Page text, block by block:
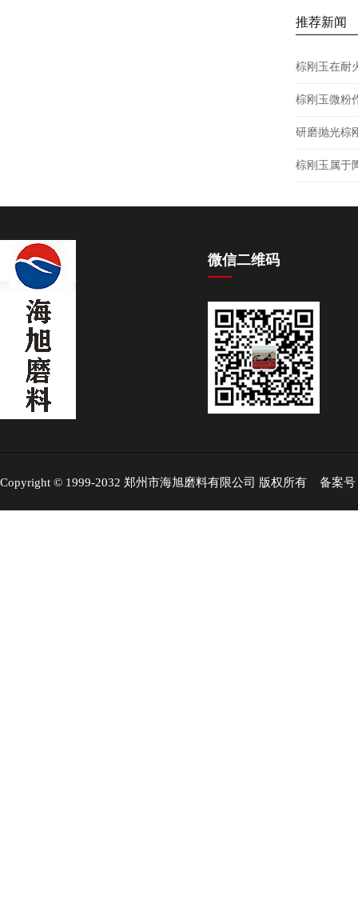
推荐新闻
棕刚玉在耐
棕刚玉微粉
研磨抛光棕
棕刚玉属于
微信二维码
Copyright © 1999-2032 郑州市海旭磨料有限公司 版权所有 备案号